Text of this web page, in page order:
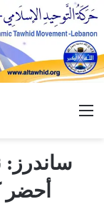
القائمة
ساندرز:
أحضر